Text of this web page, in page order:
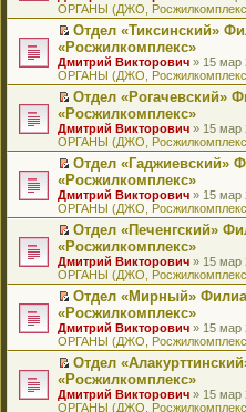
н
и
ю
о
о
б
щ
е
н
и
ю
н
о
м
у
с
о
о
б
щ
е
н
и
ю
ч
и
т
а
н
н
о
м
у
с
о
о
б
щ
е
н
и
ю
н
е
п
р
о
ч
и
т
а
н
н
о
м
у
с
о
о
б
щ
е
н
и
ю
р
в
о
м
у
н
е
п
р
о
ч
и
т
а
н
н
о
м
у
с
о
о
б
щ
е
н
и
ю
и
к
п
е
р
в
о
м
у
н
е
п
р
о
ч
и
т
а
н
н
о
м
у
с
о
о
б
щ
е
н
и
е
й
т
к
п
е
р
о
м
у
н
п
р
о
ч
т
а
н
н
м
у
с
о
б
ОРГАНЫ (ДЖО,
П
р
е
й
т
к
п
е
р
о
м
у
н
п
р
о
ч
т
а
н
н
м
Отдел «Тиксинский»
«Росжилкомплекс»
Дмитрий Викторович » 15 мар
ОРГАНЫ (ДЖО,
П
р
е
й
т
к
п
е
р
о
м
у
н
п
р
о
ч
т
Отдел «Рогачевский»
«Росжилкомплекс»
Дмитрий Викторович » 15 мар
ОРГАНЫ (ДЖО,
П
р
е
й
т
к
п
е
р
о
м
у
н
п
Отдел «Гаджиевский»
«Росжилкомплекс»
Дмитрий Викторович » 15 мар
ОРГАНЫ (ДЖО,
П
р
е
й
т
к
п
е
р
о
Отдел «Печенгский»
«Росжилкомплекс»
Дмитрий Викторович » 15 мар
ОРГАНЫ (ДЖО,
П
р
е
й
т
к
Отдел «Мирный»
«Росжилкомплекс»
Дмитрий Викторович » 15 мар
ОРГАНЫ (ДЖО,
П
р
Отдел
«Росжилкомплекс»
Дмитрий Викторович » 15 мар
ОРГАНЫ (ДЖО,